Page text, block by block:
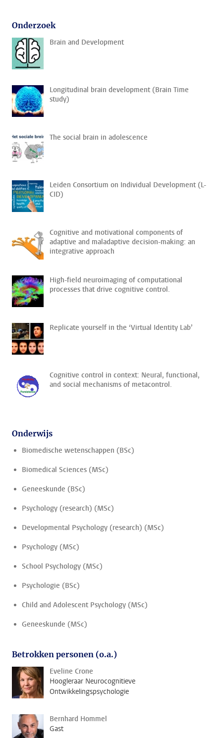
Onderzoek
Brain and Development
Longitudinal brain development (Brain Time
study)
The social brain in adolescence
Leiden Consortium on Individual Development (L-
CID)
Cognitive and motivational components of
adaptive and maladaptive decision-making: an
integrative approach
High-field neuroimaging of computational
processes that drive cognitive control.
Replicate yourself in the ‘Virtual Identity Lab’
Cognitive control in context: Neural, functional,
and social mechanisms of metacontrol.
Onderwijs
Biomedische wetenschappen (BSc)
Biomedical Sciences (MSc)
Geneeskunde (BSc)
Psychology (research) (MSc)
Developmental Psychology (research) (MSc)
Psychology (MSc)
School Psychology (MSc)
Psychologie (BSc)
Child and Adolescent Psychology (MSc)
Geneeskunde (MSc)
Betrokken personen (o.a.)
Eveline Crone
Hoogleraar Neurocognitieve
Ontwikkelingspsychologie
Bernhard Hommel
Gast